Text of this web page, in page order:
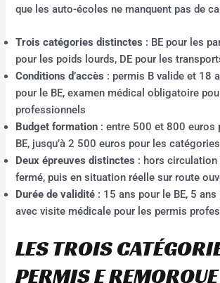
que les auto-écoles ne manquent pas de
Trois catégories distinctes : BE pour les
pour les poids lourds, DE pour les
Conditions d’accès : permis B valide et 18
pour le BE, examen médical obligatoire
professionnels
Budget formation : entre 500 et 800 euros
BE, jusqu’à 2 500 euros pour les
Deux épreuves distinctes : hors circulation
fermé, puis en situation réelle sur route
Durée de validité : 15 ans pour le BE, 5
avec visite médicale pour les permis
LES TROIS
PERMIS E